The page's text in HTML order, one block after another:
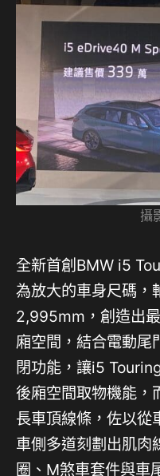
攝
全新首創BMW i5
為放大的車身尺碼，
2,995mm，創造出
廂空間，結合電動尾
閉功能，讓i5
後廂空間取物機能，
長車頂線條，佐以從
車側多道刻劃出肌肉
圈、M煞車套件與車